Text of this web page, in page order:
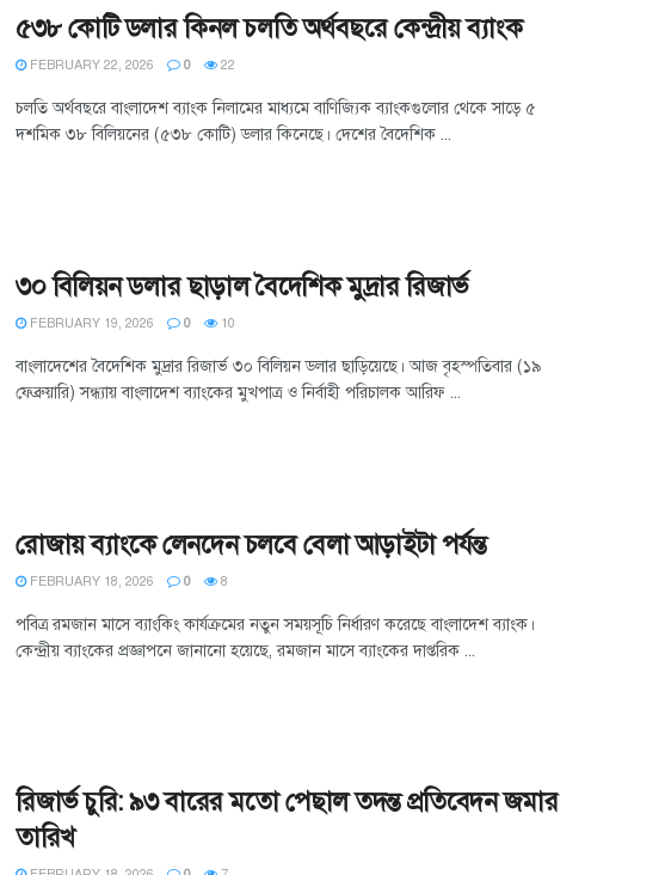
৫৩৮ কোটি ডলার কিনল চলতি অর্থবছরে কেন্দ্রীয় ব্যাংক
FEBRUARY 22, 2026 0 22
চলতি অর্থবছরে বাংলাদেশ ব্যাংক নিলামের মাধ্যমে বাণিজ্যিক ব্যাংকগুলোর থেকে সাড়ে ৫
দশমিক ৩৮ বিলিয়নের (৫৩৮ কোটি) ডলার কিনেছে। দেশের বৈদেশিক ...
৩০ বিলিয়ন ডলার ছাড়াল বৈদেশিক মুদ্রার রিজার্ভ
FEBRUARY 19, 2026 0 10
বাংলাদেশের বৈদেশিক মুদ্রার রিজার্ভ ৩০ বিলিয়ন ডলার ছাড়িয়েছে। আজ বৃহস্পতিবার (১৯
ফেব্রুয়ারি) সন্ধ্যায় বাংলাদেশ ব্যাংকের মুখপাত্র ও নির্বাহী পরিচালক আরিফ ...
রোজায় ব্যাংকে লেনদেন চলবে বেলা আড়াইটা পর্যন্ত
FEBRUARY 18, 2026 0 8
পবিত্র রমজান মাসে ব্যাংকিং কার্যক্রমের নতুন সময়সূচি নির্ধারণ করেছে বাংলাদেশ ব্যাংক।
কেন্দ্রীয় ব্যাংকের প্রজ্ঞাপনে জানানো হয়েছে, রমজান মাসে ব্যাংকের দাপ্তরিক ...
রিজার্ভ চুরি: ৯৩ বারের মতো পেছাল তদন্ত প্রতিবেদন জমার
তারিখ